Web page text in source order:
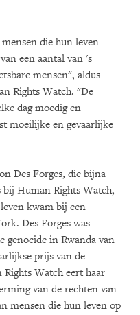
die hun leven
een aantal van 's
mensen", aldus
Rights Watch. "De
dag moedig en
moeilijke en gevaarlijke
Des Forges, die bijna
bij Human Rights Watch,
kwam bij een
Des Forges was
genocide in Rwanda van
prijs van de
Watch eert haar
van de rechten van
mensen die hun leven op